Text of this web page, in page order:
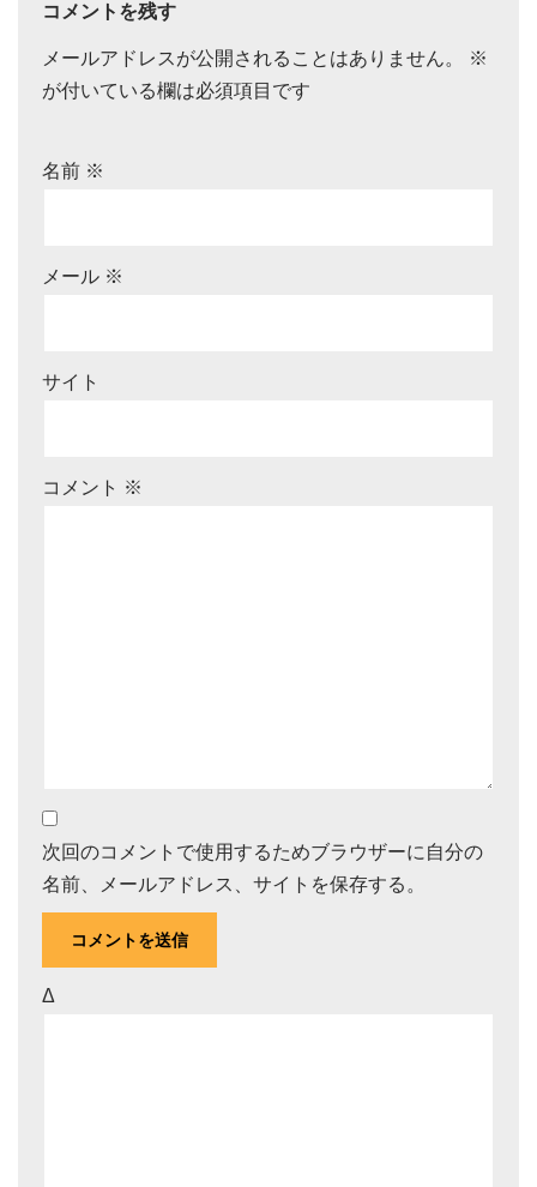
コメントを残す
メールアドレスが公開されることはありません。
※
が付いている欄は必須項目です
名前 ※
メール ※
サイト
コメント ※
次回のコメントで使用するためブラウザーに自分の
名前、メールアドレス、サイトを保存する。
Δ